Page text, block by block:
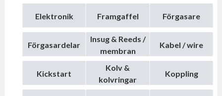
Elektronik Framgaffel Förgasare
Förgasardelar
Insug & Reeds /
membran
Kabel / wire
Kickstart
Kolv &
kolvringar
Koppling